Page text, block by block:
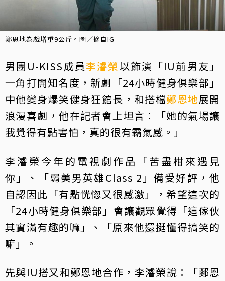
鄭恩地為戲增重9公斤。圖／摘自IG
男團U-KISS成員李濬榮以飾演「IU前男友」
一角打開知名度，新劇「24小時健身俱樂部」
中他變身爆笑健身狂館長，和搭檔鄭恩地展開
浪漫喜劇，他在記者會上坦言：「她的氣場讓
我覺得有點害怕，真的很有霸氣感。」
李濬榮今年的電視劇作品「苦盡柑來遇見
你」、「弱美男英雄Class 2」備受好評，他
自認因此「有點恍惚又很感激」，希望這次的
「24小時健身俱樂部」會讓觀眾覺得「這傢伙
其實滿有趣的嘛」、「原來他還挺懂得搞笑的
嘛」。
先與IU搭又和鄭恩地合作，李濬榮說：「鄭恩